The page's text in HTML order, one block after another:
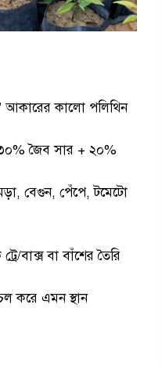
আকারের কালো পলিথিন
জৈব সার + ২০%
বেগুন, পেঁপে, টমেটো
বাক্স বা বাঁশের তৈরি
করে এমন স্থান